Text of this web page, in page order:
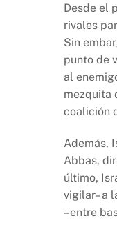
Desde el
rivales
Sin
punto de
al
mezquita
coalición
Además,
Abbas,
último,
vigilar– a
–entre